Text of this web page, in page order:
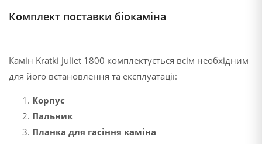
Комплект поставки біокаміна
Камін Kratki Juliet 1800 комплектується всім необхідним
для його встановлення та експлуатації:
Корпус
Пальник
Планка для гасіння каміна